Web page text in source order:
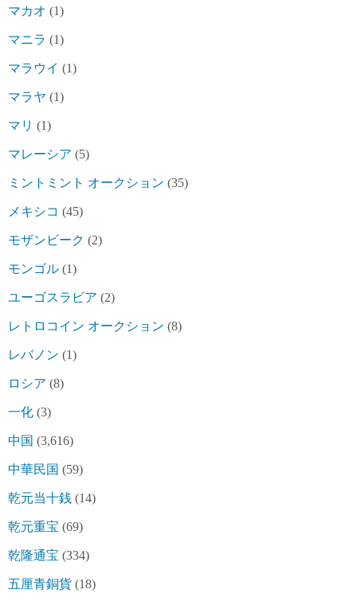
マカオ (1)
マニラ (1)
マラウイ (1)
マラヤ (1)
マリ (1)
マレーシア (5)
ミントミント オークション (35)
メキシコ (45)
モザンビーク (2)
モンゴル (1)
ユーゴスラビア (2)
レトロコイン オークション (8)
レバノン (1)
ロシア (8)
一化 (3)
中国 (3,616)
中華民国 (59)
乾元当十銭 (14)
乾元重宝 (69)
乾隆通宝 (334)
五厘青銅貨 (18)